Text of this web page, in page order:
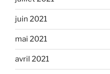
juin 2021
mai 2021
avril 2021